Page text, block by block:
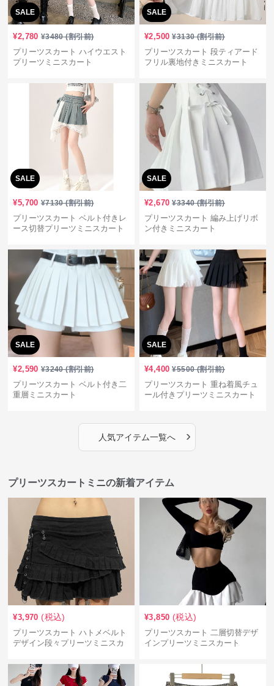
SALE
¥2,780 ¥3480(割引前)
プリーツスカート ハイウエスト
プリーツミニスカート
SALE
¥2,500 ¥3130(割引前)
プリーツスカート 段ティアード
フリル裏地付きミニスカート
SALE
¥5,700 ¥7130(割引前)
プリーツスカート ベルト付きレ
ース切替プリーツミニスカート
SALE
¥2,670 ¥3340(割引前)
プリーツスカート 編み上げリボ
ン付きミニスカート
SALE
¥2,590 ¥3240(割引前)
プリーツスカート ベルト付き二
重層ミニスカート
SALE
¥4,400 ¥5500(割引前)
プリーツスカート 重ね着風チュ
ール付きプリーツミニスカート
人気アイテム一覧へ ›
プリーツスカートミニの新着アイテム
¥3,970 (税込)
プリーツスカート ハトメベルト
デザイン段々プリーツミニスカ
¥3,850 (税込)
プリーツスカート 二層切替デザ
インプリーツミニスカート